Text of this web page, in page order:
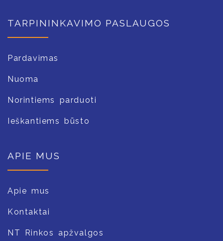
TARPININKAVIMO PASLAUGOS
Pardavimas
Nuoma
Norintiems parduoti
Ieškantiems būsto
APIE MUS
Apie mus
Kontaktai
NT Rinkos apžvalgos